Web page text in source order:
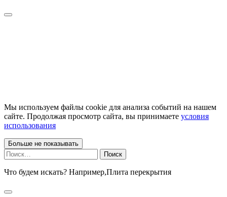
Мы используем файлы cookie для анализа событий на нашем
сайте. Продолжая просмотр сайта, вы принимаете условия
использования
Больше не показывать
Найти:
Что будем искать? Например,Плита перекрытия